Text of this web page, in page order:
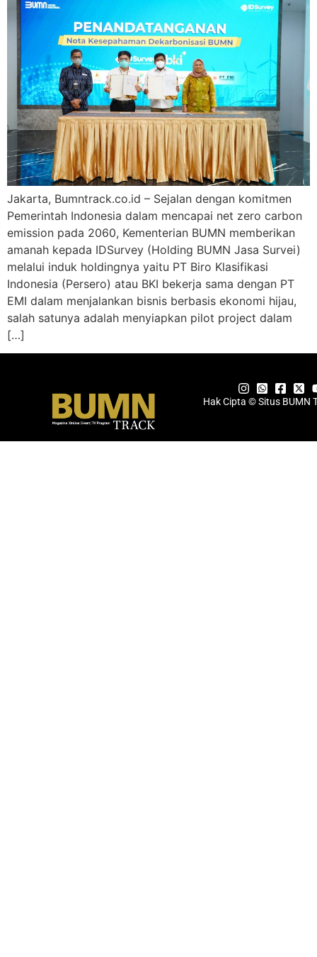
Jakarta, Bumntrack.co.id – Sejalan dengan komitmen
Pemerintah Indonesia dalam mencapai net zero carbon
emission pada 2060, Kementerian BUMN memberikan
amanah kepada IDSurvey (Holding BUMN Jasa Survei)
melalui induk holdingnya yaitu PT Biro Klasifikasi
Indonesia (Persero) atau BKI bekerja sama dengan PT
EMI dalam menjalankan bisnis berbasis ekonomi hijau,
salah satunya adalah menyiapkan pilot project dalam
[…]
Hak Cipta © Situs BUMN